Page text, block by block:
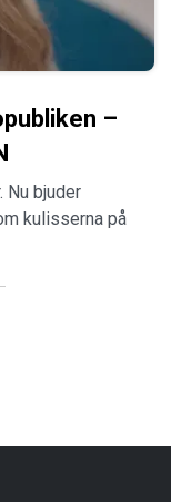
–
Nu bjuder
kulisserna på